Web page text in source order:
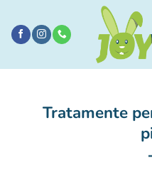
conținut
Tratamente